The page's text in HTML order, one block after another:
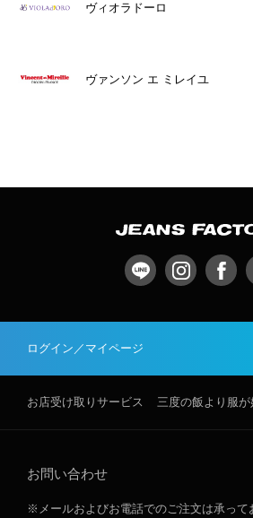
ヴィオラドーロ
ヴァンソン エ ミレイユ
ログイン／マイページ
お店受け取りサービス 三度の飯より服が
お問い合わせ
※メールおよびお電話でのご注文は承って